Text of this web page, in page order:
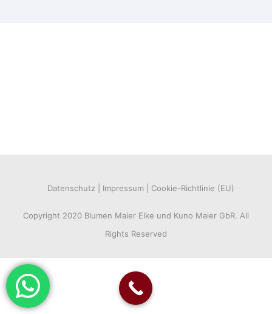
Datenschutz Impressum Cookie-Richtlinie (EU)
Copyright 2020 Blumen Maier Elke und Kuno Maier GbR. All
Rights Reserved